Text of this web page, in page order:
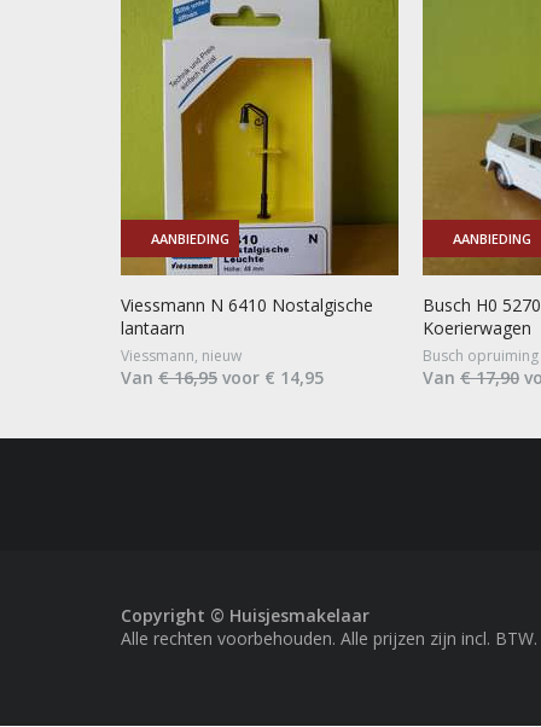
AANBIEDING
Viessmann N 6410 Nostalgische
lantaarn
Viessmann, nieuw
Van € 16,95 voor € 14,95
AANBIEDING
Busch H0
Koerierwagen
Busch
Van € 17,90
Copyright © Huisjesmakelaar
Alle rechten voorbehouden. Alle prijzen zijn incl. BTW.